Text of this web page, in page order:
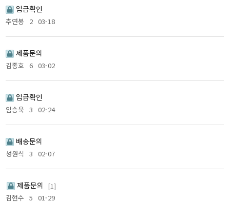
입금확인
추연봉 2 03-18
제품문의
김종호 6 03-02
입금확인
임승욱 3 02-24
배송문의
성원식 3 02-07
제품문의
[1]
김현수 5 01-29